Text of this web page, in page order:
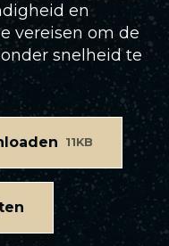
en
vereisen om de
snelheid te
11KB